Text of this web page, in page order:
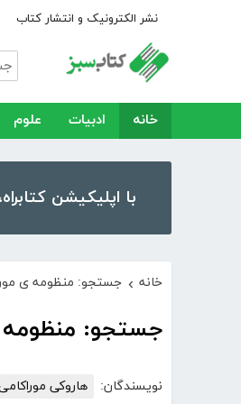
نشر الکترونیک و انتشار کتاب
خانه ادبیات علوم
با اپلیکیشن کتابراه، بیش از ۵۰،۰۰۰ کتاب، کتاب صوتی و رمان را در
خانه › جستجو: منظومه ی
جستجو: منظومه
نویسندگان: هاروکی